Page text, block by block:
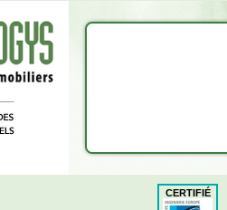
CERTIFIÉ